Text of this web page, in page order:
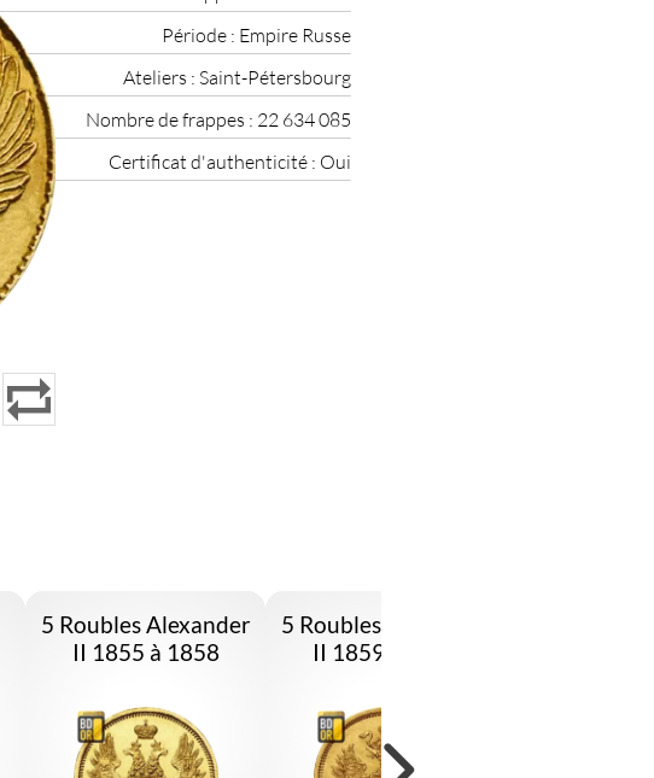
Période : Empire Russe
Ateliers : Saint-Pétersbourg
Nombre de frappes : 22 634 085
Certificat d'authenticité : Oui
5 Roubles Alexander
II 1855 à 1858
5 Roubles Alexander
II 1859 à 1885